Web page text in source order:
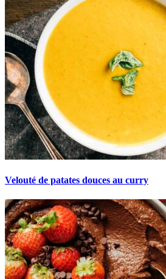
Velouté de patates douces au curry